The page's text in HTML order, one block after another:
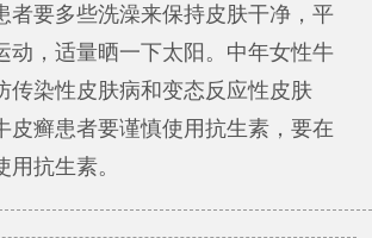
者要多些洗澡来保持皮肤干净，平
动，适量晒一下太阳。中年女性牛
传染性皮肤病和变态反应性皮肤
皮癣患者要谨慎使用抗生素，要在
用抗生素。